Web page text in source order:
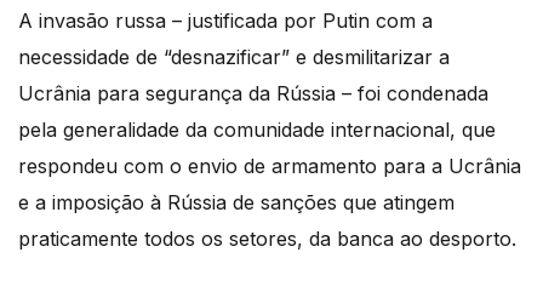
A invasão russa – justificada por Putin com a
necessidade de “desnazificar” e desmilitarizar a
Ucrânia para segurança da Rússia – foi condenada
pela generalidade da comunidade internacional, que
respondeu com o envio de armamento para a Ucrânia
e a imposição à Rússia de sanções que atingem
praticamente todos os setores, da banca ao desporto.